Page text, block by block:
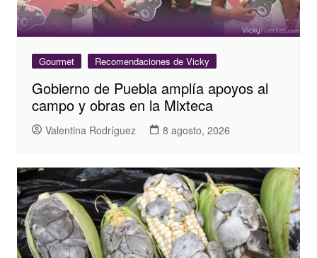
Gourmet Recomendaciones de Vicky
Gobierno de Puebla amplía apoyos al
campo y obras en la Mixteca
Valentina Rodríguez 8 agosto, 2026